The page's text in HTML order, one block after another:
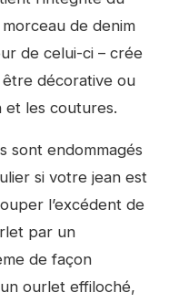
de denim
de celui-ci – crée
décorative ou
et les coutures.
sont endommagés
si votre jean est
l’excédent de
par un
de façon
ourlet effiloché,